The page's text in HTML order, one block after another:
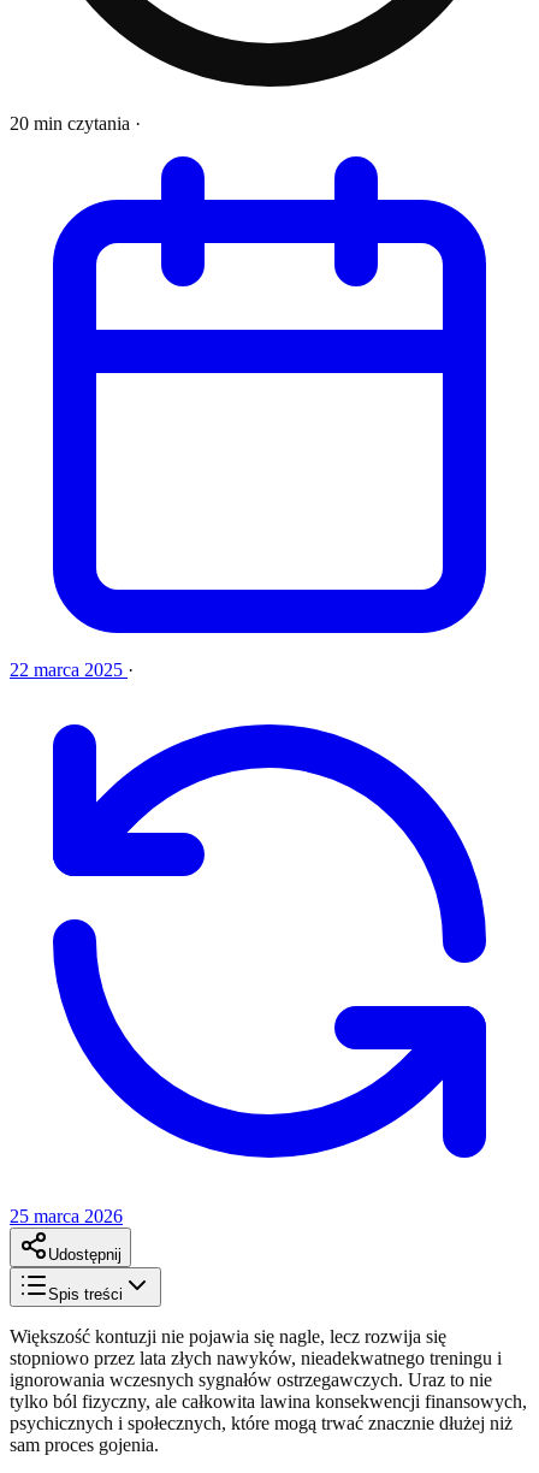
20 min czytania ·
22 marca 2025 ·
25 marca 2026
Udostępnij
Spis treści
Większość kontuzji nie pojawia się nagle, lecz rozwija się
stopniowo przez lata złych nawyków, nieadekwatnego treningu i
ignorowania wczesnych sygnałów ostrzegawczych. Uraz to nie
tylko ból fizyczny, ale całkowita lawina konsekwencji finansowych,
psychicznych i społecznych, które mogą trwać znacznie dłużej niż
sam proces gojenia.